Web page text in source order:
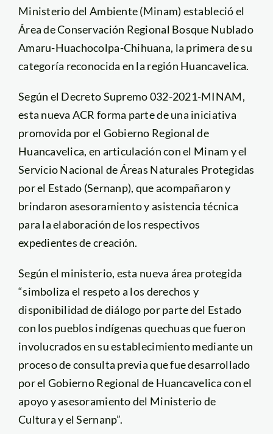
Ministerio del Ambiente (Minam) estableció el
Área de Conservación Regional Bosque Nublado
Amaru-Huachocolpa-Chihuana, la primera de su
categoría reconocida en la región Huancavelica.
Según el Decreto Supremo 032-2021-MINAM,
esta nueva ACR forma parte de una iniciativa
promovida por el Gobierno Regional de
Huancavelica, en articulación con el Minam y el
Servicio Nacional de Áreas Naturales Protegidas
por el Estado (Sernanp), que acompañaron y
brindaron asesoramiento y asistencia técnica
para la elaboración de los respectivos
expedientes de creación.
Según el ministerio, esta nueva área protegida
“simboliza el respeto a los derechos y
disponibilidad de diálogo por parte del Estado
con los pueblos indígenas quechuas que fueron
involucrados en su establecimiento mediante un
proceso de consulta previa que fue desarrollado
por el Gobierno Regional de Huancavelica con el
apoyo y asesoramiento del Ministerio de
Cultura y el Sernanp”.